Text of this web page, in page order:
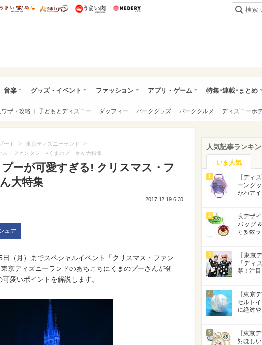
研 ディズニー特集
mimot. うまいめし うまいパン うまい肉
音楽 グッズ・イベント ファッション アプリ・ゲーム 特集･連載･まとめ
ワザ・攻略 子どもとディズニー ダッフィー パークグッズ パークグルメ ディズニーホ
ート > 東京ディズニーランド >
ス・ファンタジー×くまのプーさん大特集
プーが可愛すぎる! クリスマス・フ
大特集
2017.12.19 6:30
ェア
（月）までスペシャルイベント「クリスマス・ファン
京ディズニーランドのあちこちにくまのプーさんが登
愛いポイントを解説します。
人気記事ランキ
いま人気
1
【ディ
ーング
かわア
2
良デザ
バッグ
ら多数
3
【東京
「ディ
禁！注
4
【東京
セルト
に絶対や
5
【東京
対ほし